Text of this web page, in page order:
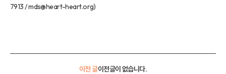
7913 / mds@heart-heart.org)
이전 글이전글이 없습니다.